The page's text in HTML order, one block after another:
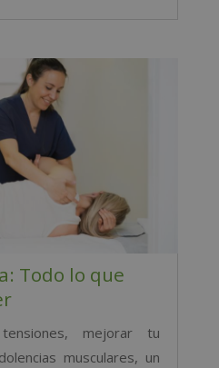
Todo lo que
mejorar tu
musculares, un